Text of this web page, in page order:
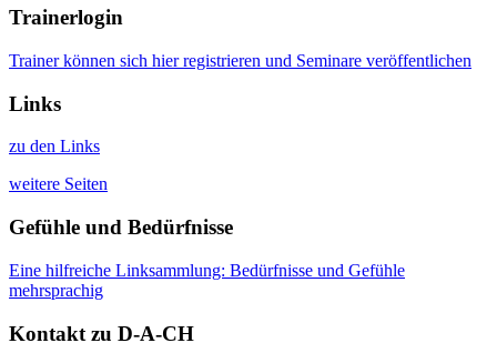
Trainerlogin
Trainer können sich hier registrieren und Seminare veröffentlichen
Links
zu den Links
weitere Seiten
Gefühle und Bedürfnisse
Eine hilfreiche Linksammlung: Bedürfnisse und Gefühle
mehrsprachig
Kontakt zu D-A-CH